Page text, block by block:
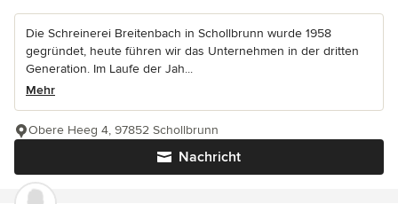
Die Schreinerei Breitenbach in Schollbrunn wurde 1958
gegründet, heute führen wir das Unternehmen in der dritten
Generation. Im Laufe der Jah...
Mehr
Nachricht
Obere Heeg 4, 97852 Schollbrunn